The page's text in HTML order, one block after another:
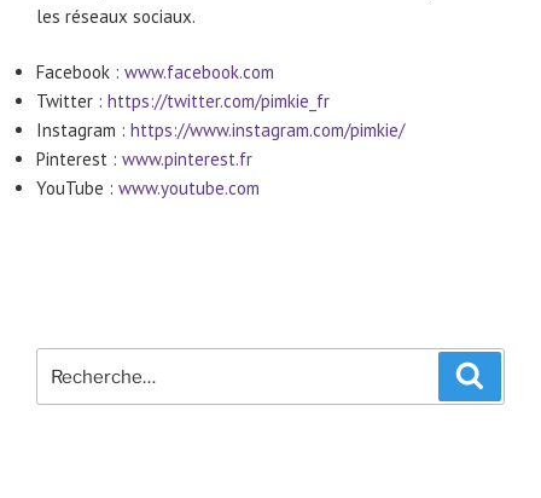
les réseaux sociaux.
Facebook : www.facebook.com
Twitter : https://twitter.com/pimkie_fr
Instagram : https://www.instagram.com/pimkie/
Pinterest : www.pinterest.fr
YouTube : www.youtube.com
pour